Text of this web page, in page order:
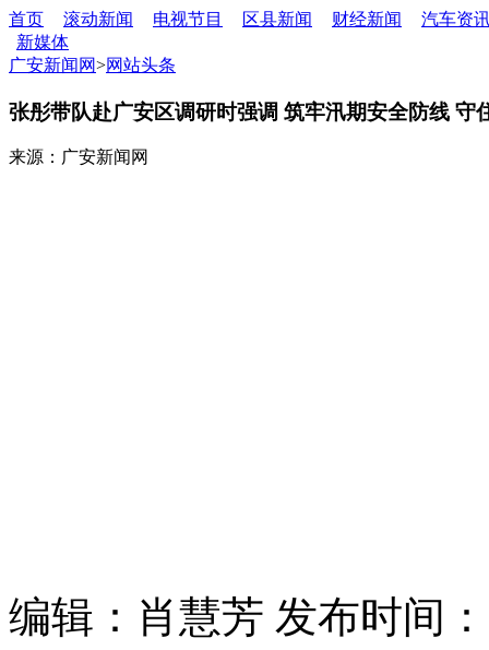
首页 滚动新闻 电视节目 区县新闻 财经新闻
汽车资
新媒体
广安新闻网>网站头条
张彤带队赴广安区调研时强调 筑牢汛期安全防线
来源：广安新闻网
编辑：肖慧芳 发布时间